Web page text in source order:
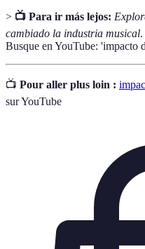
> 📺 Para ir más lejos:
cambiado la industria musical.
Busque en YouTube: 'impacto
📺 Pour aller plus loin :
sur YouTube